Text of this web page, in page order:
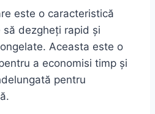
este o caracteristică
dezgheți rapid și
Aceasta este o
a economisi timp și
pentru